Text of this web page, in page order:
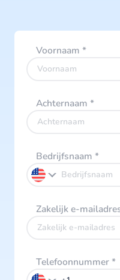
Voornaam *
Achternaam *
Bedrijfsnaam *
Zakelijk e-
Telefoonnummer*